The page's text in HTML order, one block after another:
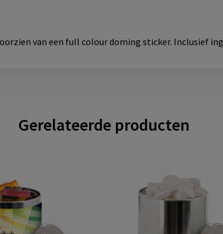
van een full colour doming sticker. Inclusief
Gerelateerde producten